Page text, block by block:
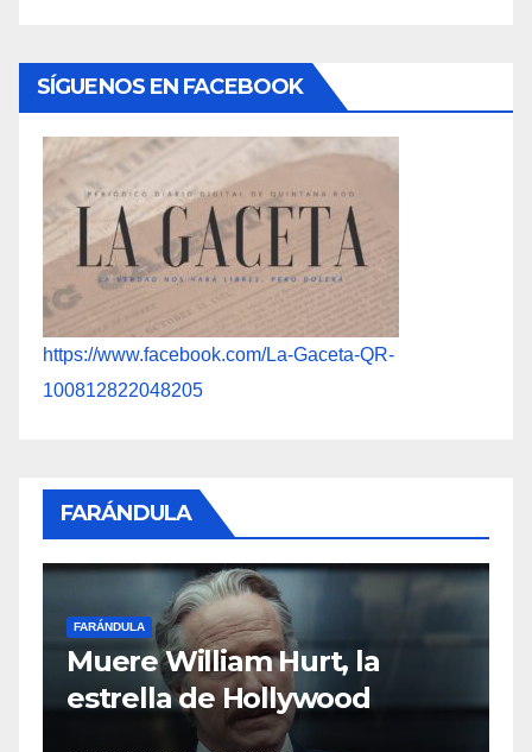
SÍGUENOS EN FACEBOOK
https://www.facebook.com/La-Gaceta-QR-
100812822048205
FARÁNDULA
FARÁNDULA
Muere William Hurt, la
estrella de Hollywood